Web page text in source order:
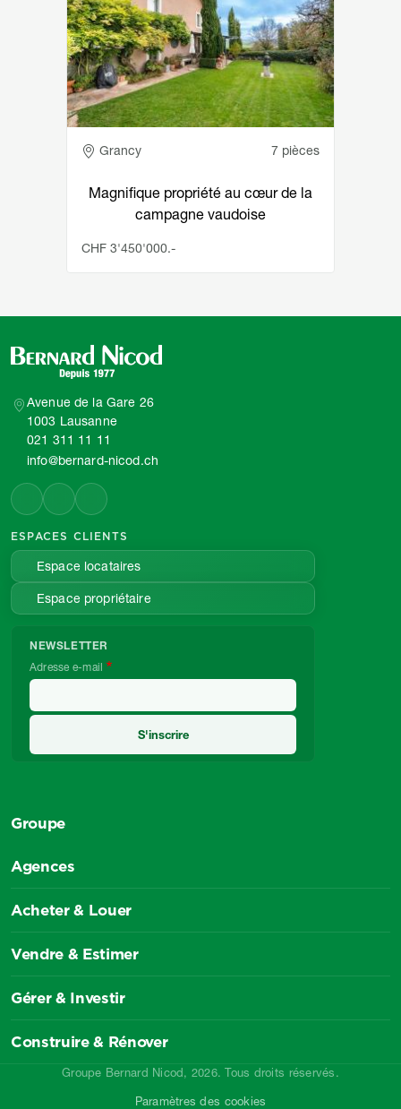
Adresse
Grancy 7 pièces
Magnifique propriété au cœur de la
campagne vaudoise
CHF 3'450'000.-
Avenue de la Gare 26
1003 Lausanne
021 311 11 11
info@bernard-nicod.ch
ESPACES CLIENTS
Espace locataires
Espace propriétaire
NEWSLETTER
Adresse e-mail
Groupe
Agences
Acheter & Louer
Vendre & Estimer
Gérer & Investir
Construire & Rénover
Groupe Bernard Nicod, 2026. Tous droits réservés.
Paramètres des cookies